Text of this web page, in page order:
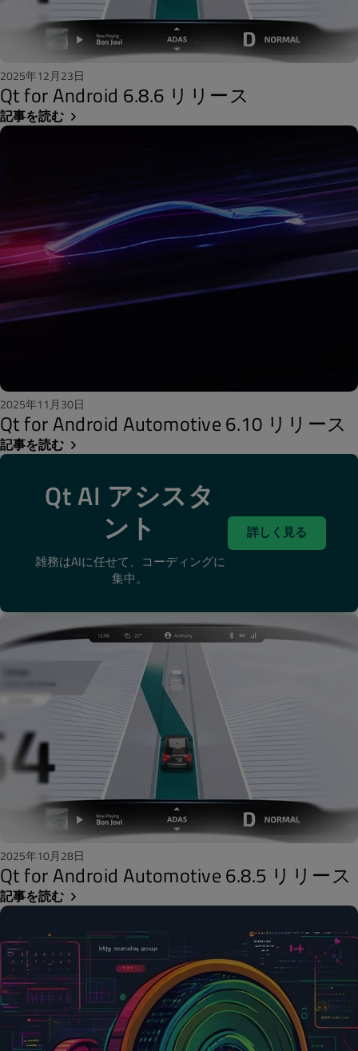
2025年12月23日
Qt for Android 6.8.6 リリース
記事を読む
2025年11月30日
Qt for Android Automotive 6.10 リリース
記事を読む
Qt AI アシスタ
ント
雑務はAIに任せて、コーディングに
集中。
詳しく見る
2025年10月28日
Qt for Android Automotive 6.8.5 リリース
記事を読む